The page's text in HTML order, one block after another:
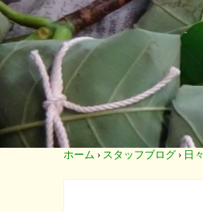
ホーム › スタッフブログ › 日